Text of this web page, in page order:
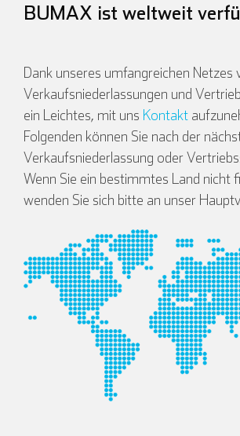
BUMAX ist weltweit
Dank unseres umfangreichen Netzes
Verkaufsniederlassungen und
ein Leichtes, mit uns Kontakt
Folgenden können Sie nach der
Verkaufsniederlassung oder
Wenn Sie ein bestimmtes Land nicht
wenden Sie sich bitte an unser